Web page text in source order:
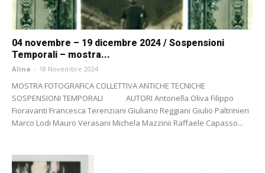
04 novembre – 19 dicembre 2024 / Sospensioni
Temporali – mostra...
Alina - 18 Novembre 2024
MOSTRA FOTOGRAFICA COLLETTIVA ANTICHE TECNICHE
SOSPENSIONI TEMPORALI AUTORI Antonella Oliva Filippo
Fioravanti Francesca Terenziani Giuliano Reggiani Giulio Paltrinieri
Marco Lodi Mauro Verasani Michela Mazzinii Raffaele Capasso...